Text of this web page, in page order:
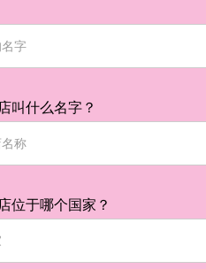
叫什么名字？
位于哪个国家？